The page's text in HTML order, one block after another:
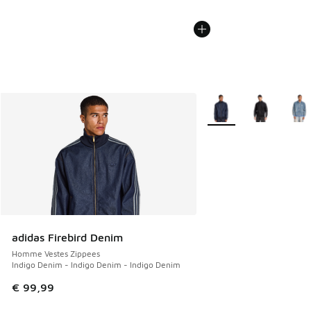
adidas Firebird Denim
Homme Vestes Zippees
Indigo Denim - Indigo Denim - Indigo Denim
€ 99,99
Plus de couleurs